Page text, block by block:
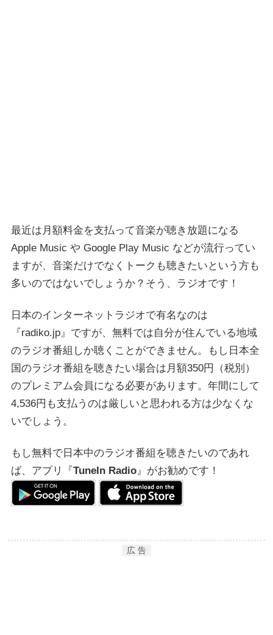
最近は月額料金を支払って音楽が聴き放題になる
Apple Music や Google Play Music などが流行ってい
ますが、音楽だけでなくトークも聴きたいという方も
多いのではないでしょうか？そう、ラジオです！
日本のインターネットラジオで有名なのは
『radiko.jp』ですが、無料では自分が住んでいる地域
のラジオ番組しか聴くことができません。もし日本全
国のラジオ番組を聴きたい場合は月額350円（税別）
のプレミアム会員になる必要があります。年間にして
4,536円も支払うのは厳しいと思われる方は少なくな
いでしょう。
もし無料で日本中のラジオ番組を聴きたいのであれ
ば、アプリ『TuneIn Radio 』がお勧めです！
広 告